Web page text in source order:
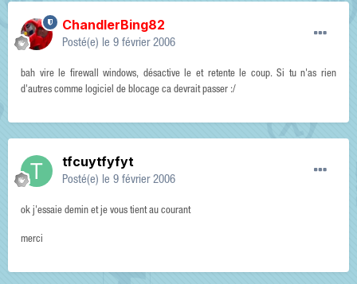
ChandlerBing82
Posté(e) le 9 février 2006
bah vire le firewall windows, désactive le et retente le coup. Si tu n'as rien
d'autres comme logiciel de blocage ca devrait passer :/
tfcuytfyfyt
Posté(e) le 9 février 2006
ok j'essaie demin et je vous tient au courant
merci